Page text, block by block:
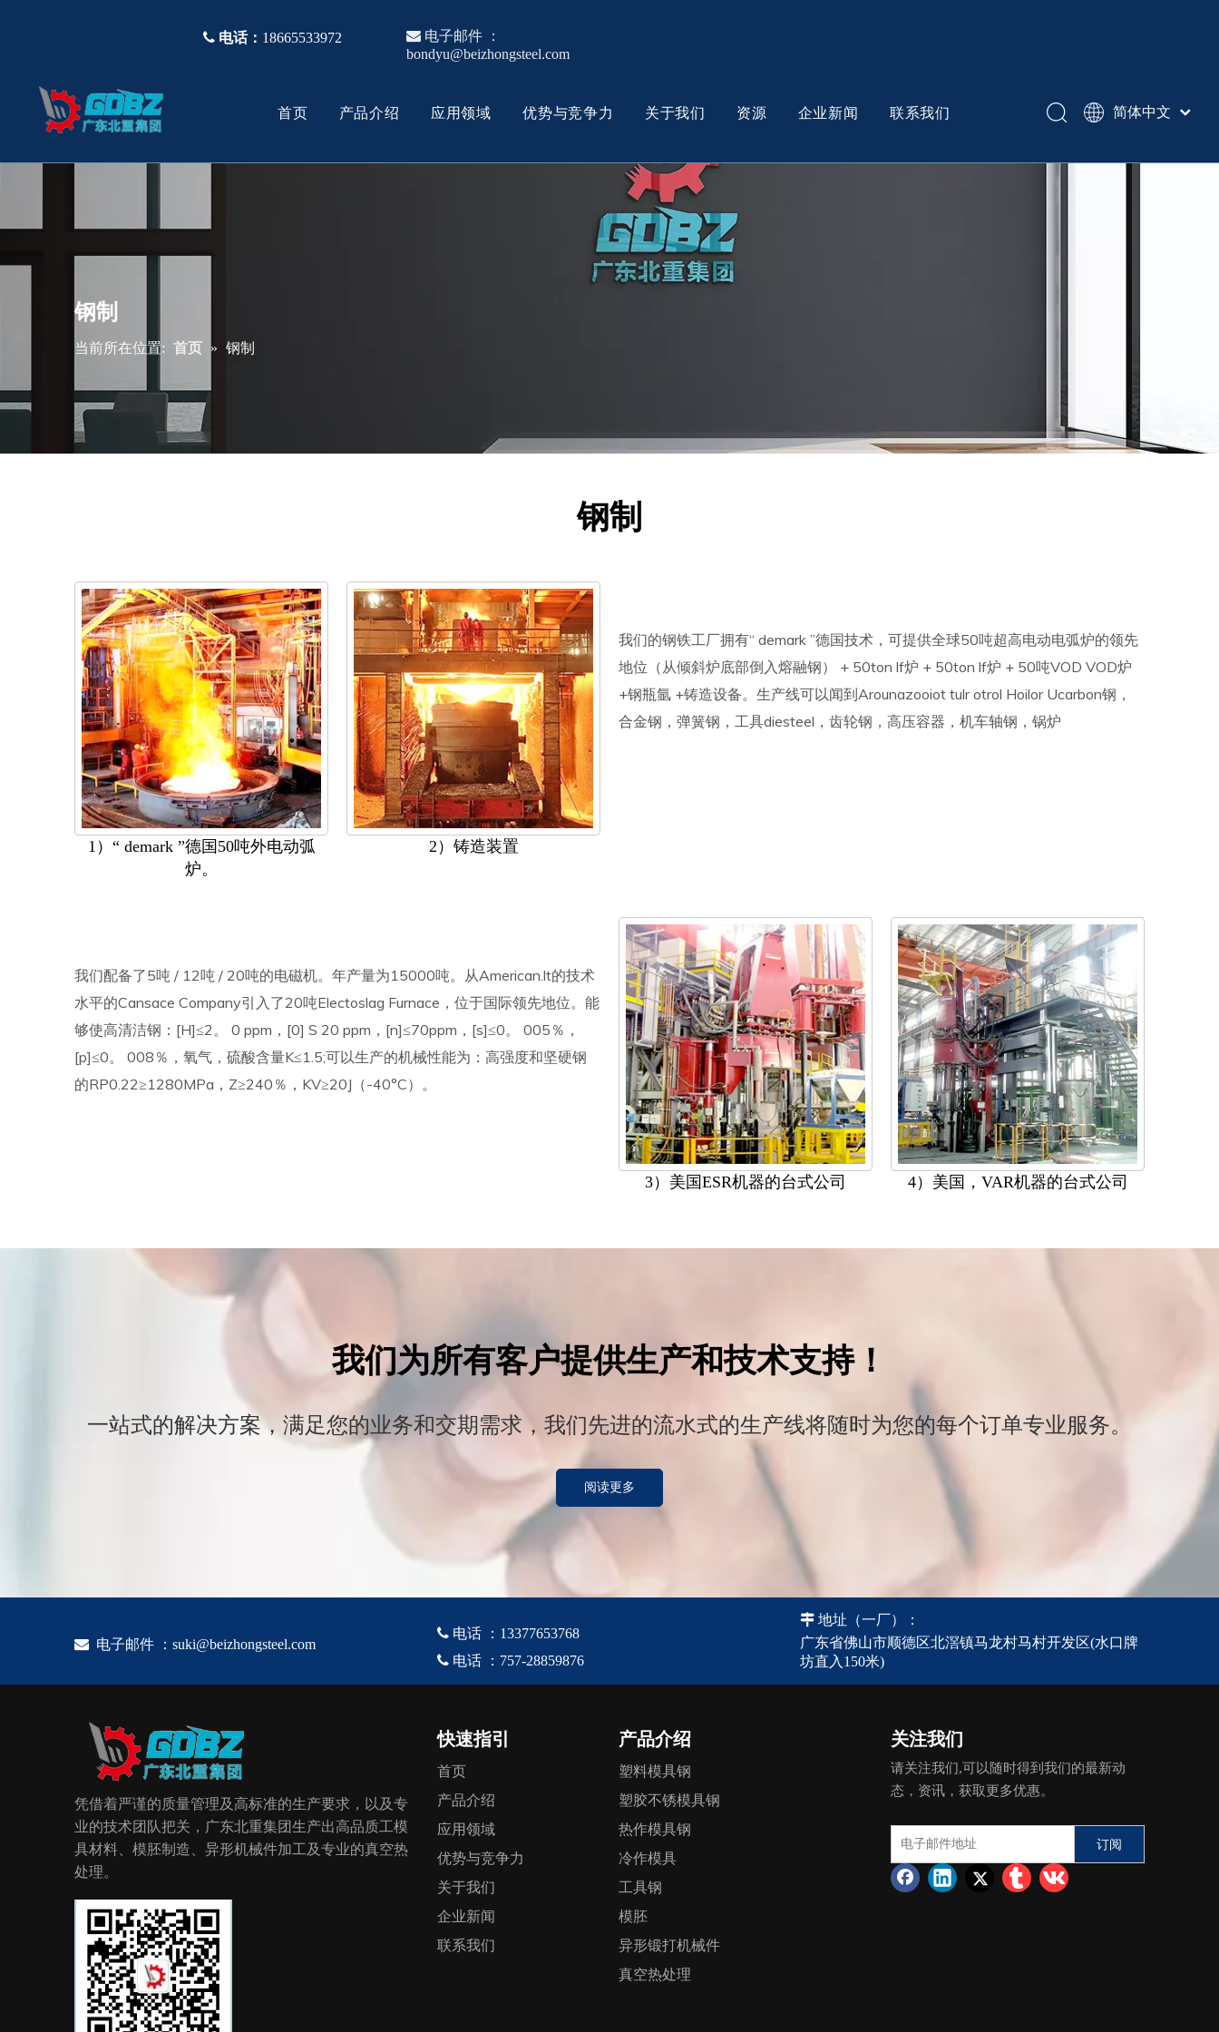
 电话： 18665533972  电子邮件 ：
bondyu@beizhongsteel.com
首页 产品介绍
热作模具钢
工具钢
应用领域 优势与竞争力 关于我们 资源 企业新闻 联系我们
简体中文
Español
钢制
当前所在位置: 首页 » 钢制
钢制
1）“ demark ”德国50吨外电动弧
炉。
2）铸造装置
我们的钢铁工厂拥有“ demark ”德国技术，可提供全球50吨超高电动电弧炉的领先
地位（从倾斜炉底部倒入熔融钢） + 50ton lf炉 + 50ton lf炉 + 50吨VOD VOD炉
+钢瓶氩 +铸造设备。生产线可以闻到Arounazooiot tulr otrol Hoilor Ucarbon钢，
合金钢，弹簧钢，工具diesteel，齿轮钢，高压容器，机车轴钢，锅炉
我们配备了5吨 / 12吨 / 20吨的电磁机。年产量为15000吨。从American.lt的技术
水平的Cansace Company引入了20吨Electoslag Furnace，位于国际领先地位。能
够使高清洁钢：[H]≤2。 0 ppm，[0] S 20 ppm，[n]≤70ppm，[s]≤0。 005％，
[p]≤0。 008％，氧气，硫酸含量K≤1.5;可以生产的机械性能为：高强度和坚硬钢
的RP0.22≥1280MPa，Z≥240％，KV≥20J（-40°C）。
3）美国ESR机器的台式公司 4）美国，VAR机器的台式公司
我们为所有客户提供生产和技术支持！
一站式的解决方案，满足您的业务和交期需求，我们先进的流水式的生产线将随时为您的每个订单专业服务。
阅读更多
 电子邮件 ： suki@beizhongsteel.com
 电话 ： 13377653768
 电话 ： 757-28859876
 地址 （一厂）
：
广东省佛山市顺德区北滘镇马龙村马村开发区(水口牌
坊直入150米)
凭借着严谨的质量管理及高标准的生产要求，以及专
业的技术团队把关，广东北重集团生产出高品质工模
具材料、模胚制造、异形机械件加工及专业的真空热
处理。
快速指引
首页
产品介绍
应用领域
优势与竞争力
关于我们
企业新闻
联系我们
产品介绍
塑料模具钢
塑胶不锈模具钢
热作模具钢
冷作模具
工具钢
模胚
异形锻打机械件
真空热处理
关注我们
请关注我们,可以随时得到我们的最新动
态，资讯，获取更多优惠。
订阅